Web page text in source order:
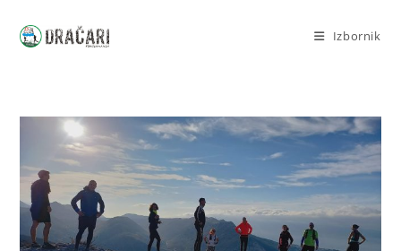
Izbornik